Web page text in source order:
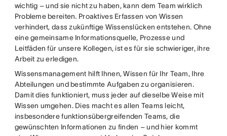
wichtig – und sie nicht zu haben, kann dem Team wirklich
Probleme bereiten. Proaktives Erfassen von Wissen
verhindert, dass zukünftige Wissenslücken entstehen. Ohne
eine gemeinsame Informationsquelle, Prozesse und
Leitfäden für unsere Kollegen, ist es für sie schwieriger, ihre
Arbeit zu erledigen.
Wissensmanagement hilft Ihnen, Wissen für Ihr Team, Ihre
Abteilungen und bestimmte Aufgaben zu organisieren.
Damit dies funktioniert, muss jeder auf dieselbe Weise mit
Wissen umgehen. Dies macht es allen Teams leicht,
insbesondere funktionsübergreifenden Teams, die
gewünschten Informationen zu finden – und hier kommt